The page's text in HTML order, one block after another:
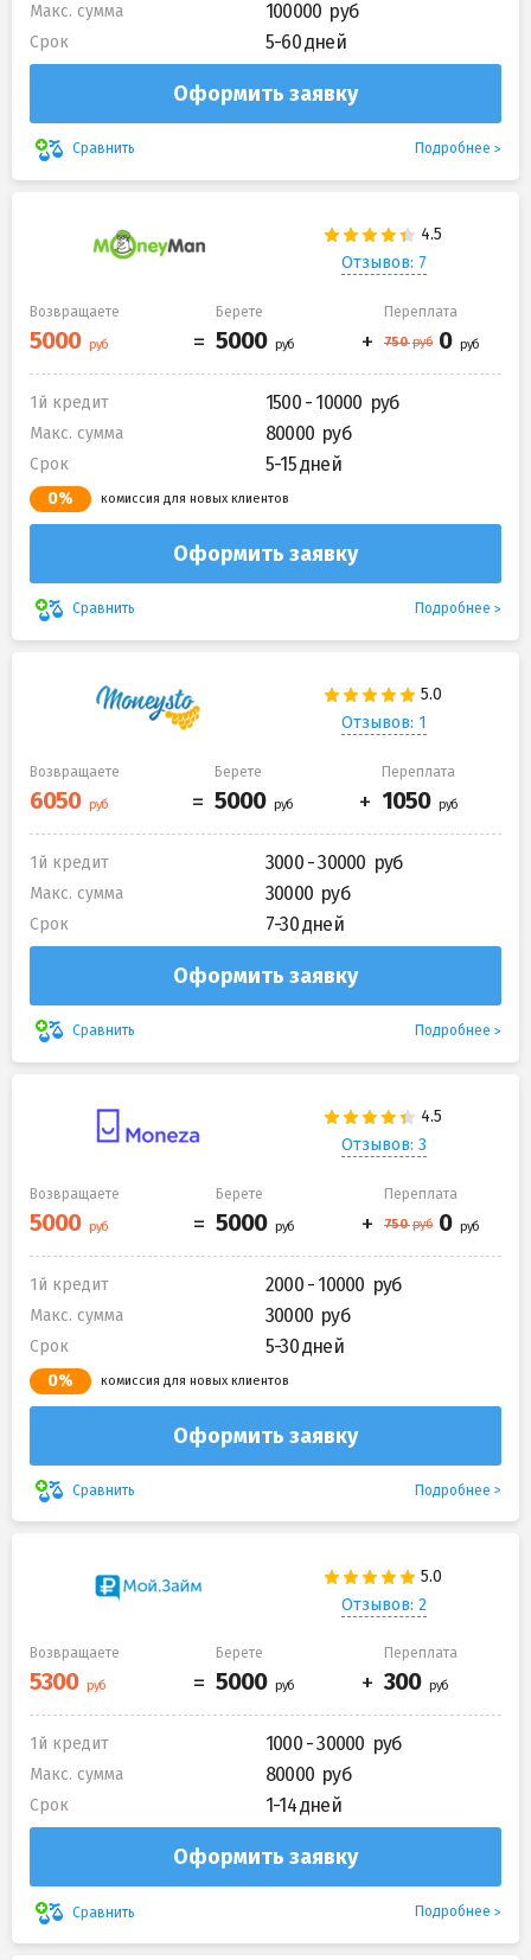
Макс. сумма 100000
Срок 5-60 дней
Оформить заявку
Сравнить Подробнее
Отзывов: 7
Возвращаете Берете Переплата
1й кредит 1500 - 10000
Макс. сумма 80000
Срок 5-15 дней
0% комиссия для новых клиентов
Оформить заявку
Сравнить Подробнее
Отзывов: 1
Возвращаете Берете Переплата
1й кредит 3000 - 30000
Макс. сумма 30000
Срок 7-30 дней
Оформить заявку
Сравнить Подробнее
Отзывов: 3
Возвращаете Берете Переплата
1й кредит 2000 - 10000
Макс. сумма 30000
Срок 5-30 дней
0% комиссия для новых клиентов
Оформить заявку
Сравнить Подробнее
Отзывов: 2
Возвращаете Берете Переплата
1й кредит 1000 - 30000
Макс. сумма 80000
Срок 1-14 дней
Оформить заявку
Сравнить Подробнее